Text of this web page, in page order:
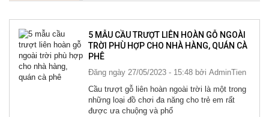
5 MẪU CẦU TRƯỢT LIÊN HOÀN GỖ NGOÀI
TRỜI PHÙ HỢP CHO NHÀ HÀNG, QUÁN CÀ
PHÊ
Đăng ngày 27/05/2023 - 15:48 bởi AdminTien
Cầu trượt gỗ liên hoàn ngoài trời là một trong
những loại đồ chơi đa năng cho trẻ em rất
được ưa chuộng và phổ